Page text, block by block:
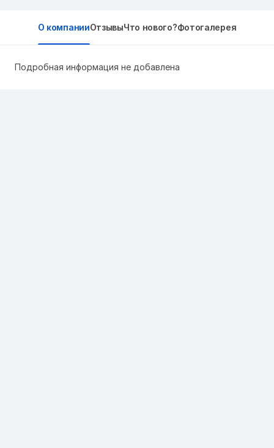
О компанииОтзывыЧто нового?Фотогалерея
Подробная информация не добавлена